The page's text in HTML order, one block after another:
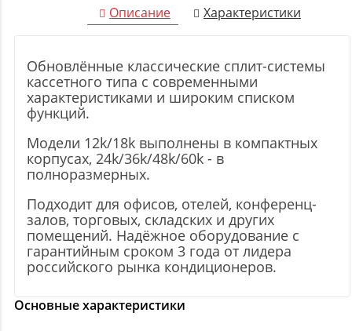
Описание Характеристики
Обновлённые классические сплит-системы
кассетного типа с современными
характеристиками и широким списком
функций.
Модели 12k/18k выполнены в компактных
корпусах, 24k/36k/48k/60k - в
полноразмерных.
Подходит для офисов, отелей, конференц-
залов, торговых, складских и других
помещений. Надёжное оборудование с
гарантийным сроком 3 года от лидера
российского рынка кондиционеров.
Основные характеристики